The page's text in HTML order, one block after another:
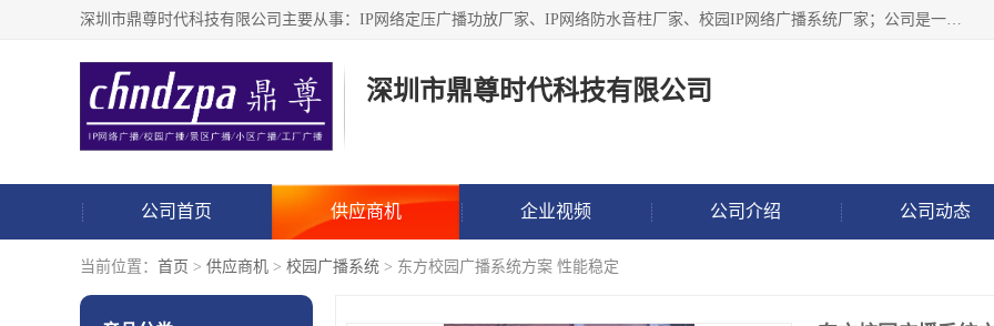
深圳市鼎尊时代科技有限公司主要从事：IP网络定压广播功放厂家、IP网络防水音柱厂家、校园IP网络广播系统厂家；公司是一家集研发、生产、销售公共广播器材于一体的现代电子科技企业。公司成立多年来，本着“自主研发技术、开拓稳定的产品”的宗旨，集多年的行业经验，引航广播行业的迅猛发展，使产品能够适应时代技术发展的需要。
深圳市鼎尊时代科技有限公司
公司首页 供应商机 企业视频 公司介绍 公司动态
当前位置： 首页 > 供应商机 > 校园广播系统 > 东方校园广播系统方案 性能稳定